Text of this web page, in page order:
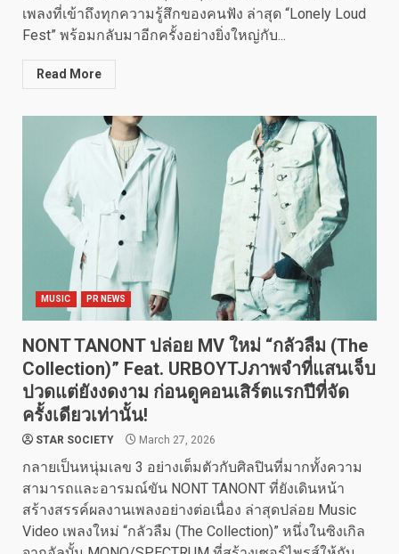
เพลงที่เข้าถึงทุกความรู้สึกของคนฟัง ล่าสุด “Lonely Loud
Fest” พร้อมกลับมาอีกครั้งอย่างยิ่งใหญ่กับ...
Read More
MUSIC PR NEWS
NONT TANONT ปล่อย MV ใหม่ “กลัวลืม (The
Collection)” Feat. URBOYTJภาพจำที่แสนเจ็บ
ปวดแต่ยังงดงาม ก่อนดูคอนเสิร์ตแรกปีที่จัด
ครั้งเดียวเท่านั้น!
STAR SOCIETY March 27, 2026
กลายเป็นหนุ่มเลข 3 อย่างเต็มตัวกับศิลปินที่มากทั้งความ
สามารถและอารมณ์ขัน NONT TANONT ที่ยังเดินหน้า
สร้างสรรค์ผลงานเพลงอย่างต่อเนื่อง ล่าสุดปล่อย Music
Video เพลงใหม่ “กลัวลืม (The Collection)” หนึ่งในซิงเกิล